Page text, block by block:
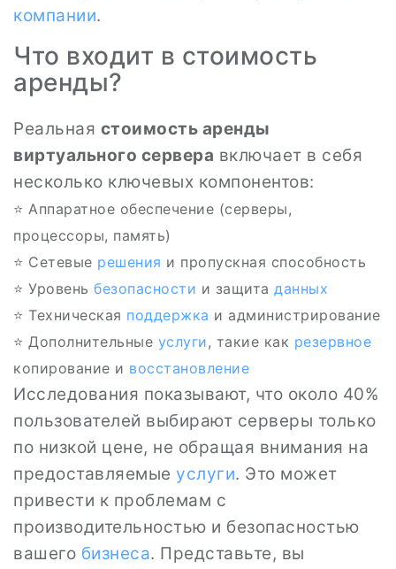
компании.
Что входит в стоимость
аренды?
Реальная стоимость аренды
виртуального сервера включает в себя
несколько ключевых компонентов:
⭐ Аппаратное обеспечение (серверы,
процессоры, память)
⭐ Сетевые решения и пропускная способность
⭐ Уровень безопасности и защита данных
⭐ Техническая поддержка и администрирование
⭐ Дополнительные услуги, такие как резервное
копирование и восстановление
Исследования показывают, что около 40%
пользователей выбирают серверы только
по низкой цене, не обращая внимания на
предоставляемые услуги. Это может
привести к проблемам с
производительностью и безопасностью
вашего бизнеса. Представьте, вы